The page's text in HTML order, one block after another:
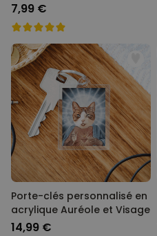
7,99 €
Porte-clés personnalisé en
acrylique Auréole et Visage
14,99 €